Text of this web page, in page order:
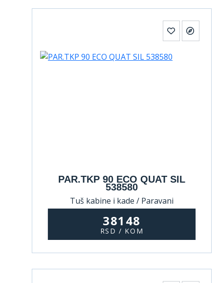
PAR.TKP 90 ECO QUAT SIL
538580
Tuš kabine i kade / Paravani
38148
RSD / KOM